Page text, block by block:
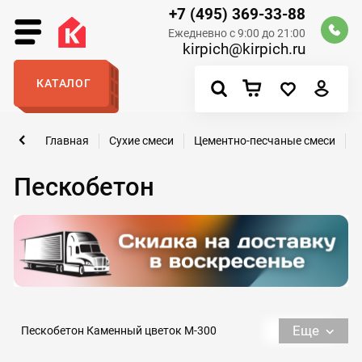
+7 (495) 369-33-88
Ежедневно с 9:00 до 21:00
kirpich@kirpich.ru
КАТАЛОГ
Пескобетон
Главная Сухие смеси Цементно-песчаные смеси
Пескобетон Каменный цветок М-300
Еще